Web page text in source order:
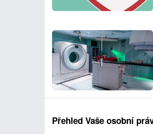
Přehled Vaše osobní